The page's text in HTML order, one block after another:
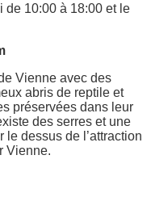
de 10:00 à 18:00 et le
Vienne avec des
abris de reptile et
préservées dans leur
des serres et une
le dessus de l’attraction
Vienne.